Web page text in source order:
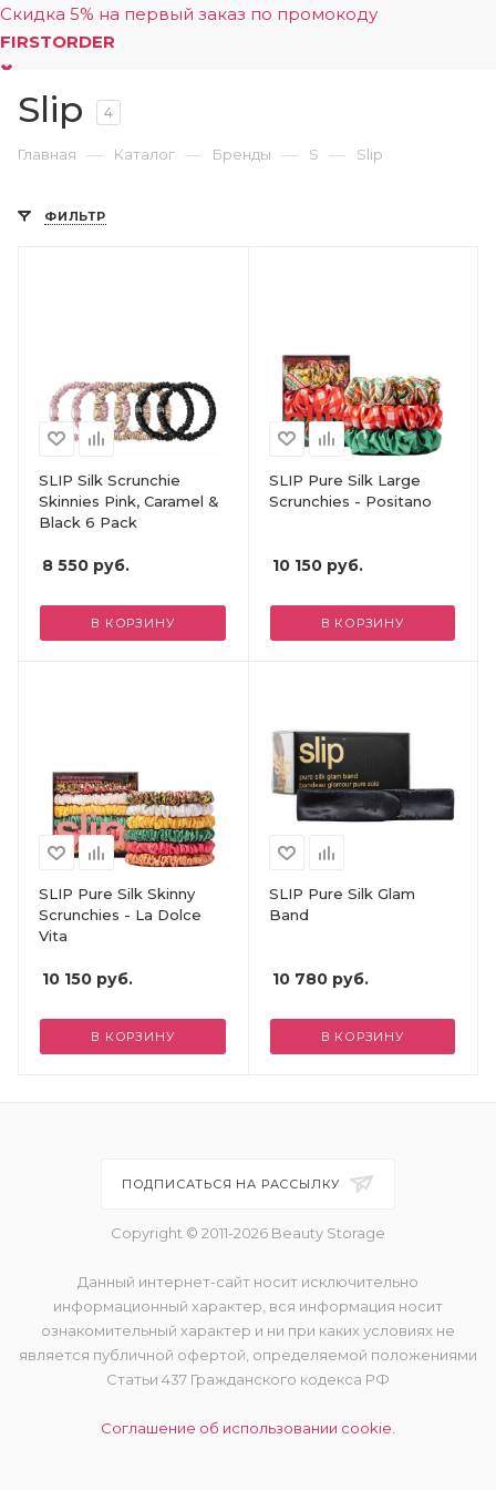
Скидка 5% на первый заказ по промокоду
FIRSTORDER
Slip 4
Главная — Каталог — Бренды — S — Slip
ФИЛЬТР
SLIP Silk Scrunchie
Skinnies Pink, Caramel &
Black 6 Pack
8 550 руб.
В КОРЗИНУ
SLIP Pure Silk Large
Scrunchies - Positano
10 150руб.
В КОРЗИНУ
SLIP Pure Silk Skinny
Scrunchies - La Dolce
Vita
10 150 руб.
В КОРЗИНУ
SLIP Pure Silk Glam
Band
10 780руб.
В КОРЗИНУ
ПОДПИСАТЬСЯ НА РАССЫЛКУ
Copyright © 2011-2026 Beauty Storage
Данный интернет-сайт носит исключительно
информационный характер, вся информация носит
ознакомительный характер и ни при каких условиях не
является публичной офертой, определяемой положениями
Статьи 437 Гражданского кодекса РФ
Соглашение об использовании cookie.